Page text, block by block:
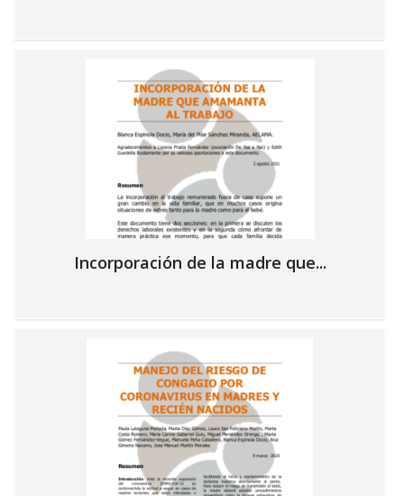
Incorporación de la madre que...